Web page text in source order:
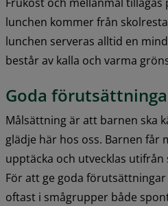
lunchen kommer från
lunchen serveras alltid en
består av kalla och varma
Goda
Målsättning är att barnen ska
glädje här hos oss. Barnen
upptäcka och utvecklas
För att ge goda
oftast i smågrupper både